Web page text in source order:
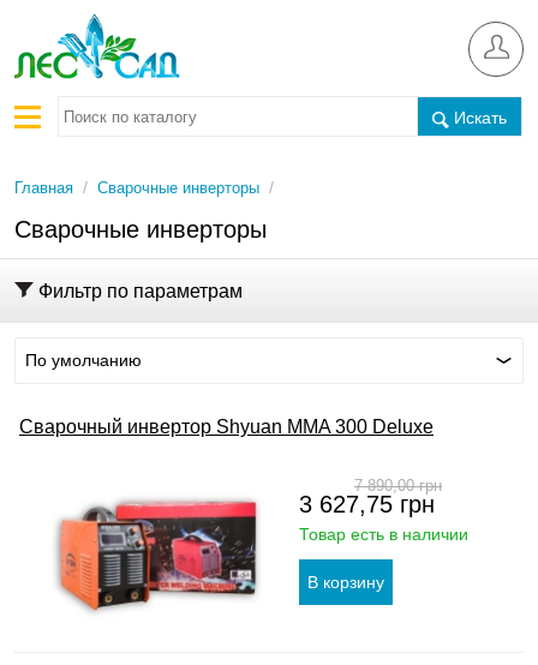
Искать
Главная / Сварочные инверторы /
Сварочные инверторы
Фильтр по параметрам
По умолчанию
Сварочный инвертор Shyuan MMA 300 Deluxe
3 627,75 грн
7 890,00грн
Товар есть в наличии